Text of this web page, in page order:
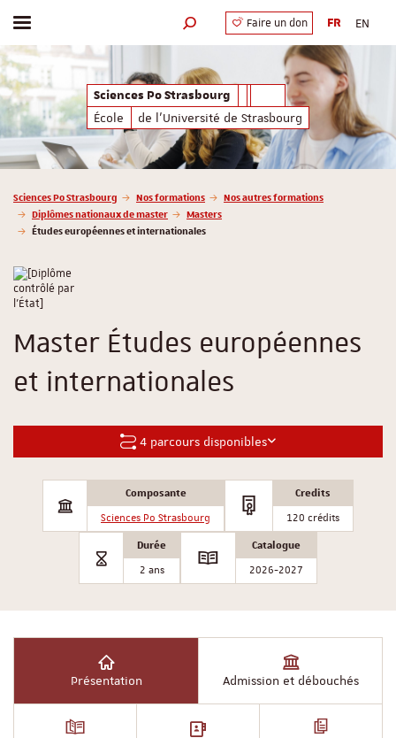
Sciences Po Strasbourg
École
de l'Université de Strasbourg
Afficher / masquer le menu Moteur de recherche
Faire un don FR EN
Vous êtes ici :
Sciences Po Strasbourg Nos formations
Nos autres formations
Diplômes nationaux de master
Masters
Études européennes et internationales
Master Études européennes
et internationales
4 parcours disponibles
Composante
Sciences Po Strasbourg
Credits
120 crédits
Durée
2 ans
Catalogue
2026-2027
Présentation Admission et débouchés